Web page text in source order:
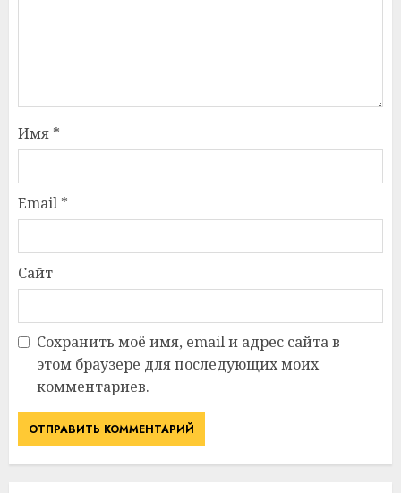
Имя *
Email *
Сайт
Сохранить моё имя, email и адрес сайта в
этом браузере для последующих моих
комментариев.